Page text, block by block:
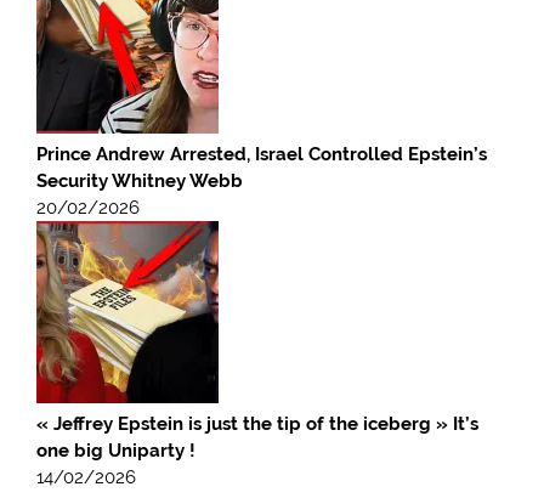
Prince Andrew Arrested, Israel Controlled Epstein’s
Security Whitney Webb
20/02/2026
« Jeffrey Epstein is just the tip of the iceberg » It’s
one big Uniparty !
14/02/2026